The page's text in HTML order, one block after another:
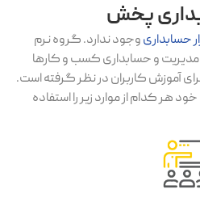
پخش
حسابداریوجود ندارد. گروه نرم
و حسابداری کسب و کارها
آموزش کاربران در نظر گرفته است.
هر کدام از موارد زیر را استفاده